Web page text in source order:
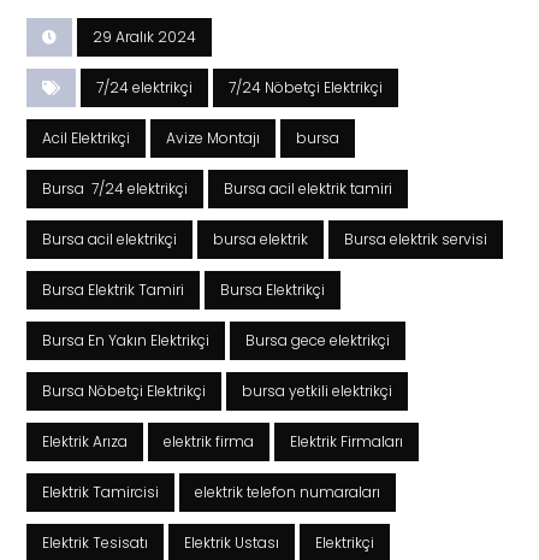
29 Aralık 2024
7/24 elektrikçi 7/24 Nöbetçi Elektrikçi
Acil Elektrikçi Avize Montajı bursa
Bursa 7/24 elektrikçi Bursa acil elektrik tamiri
Bursa acil elektrikçi bursa elektrik Bursa elektrik servisi
Bursa Elektrik Tamiri Bursa Elektrikçi
Bursa En Yakın Elektrikçi Bursa gece elektrikçi
Bursa Nöbetçi Elektrikçi bursa yetkili elektrikçi
Elektrik Arıza elektrik firma Elektrik Firmaları
Elektrik Tamircisi elektrik telefon numaraları
Elektrik Tesisatı Elektrik Ustası Elektrikçi